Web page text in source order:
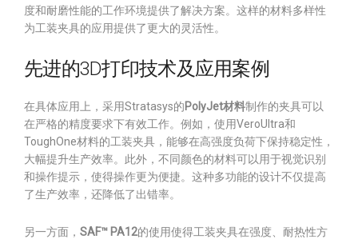
度和耐磨性能的工作环境提供了解决方案。这样的材料多样性
为工装夹具的应用提供了更大的灵活性。
先进的3D打印技术及应用案例
在具体应用上，采用Stratasys的PolyJet材料制作的夹具可以
在严格的精度要求下有效工作。例如，使用VeroUltra和
ToughOne材料的工装夹具，能够在高强度负荷下保持稳定性，
大幅提升生产效率。此外，不同颜色的材料可以用于视觉识别
和操作提示，使得操作更为便捷。这种多功能的设计不仅提高
了生产效率，还降低了出错率。
另一方面， SAF™ PA12的使用使得工装夹具在强度、耐热性方